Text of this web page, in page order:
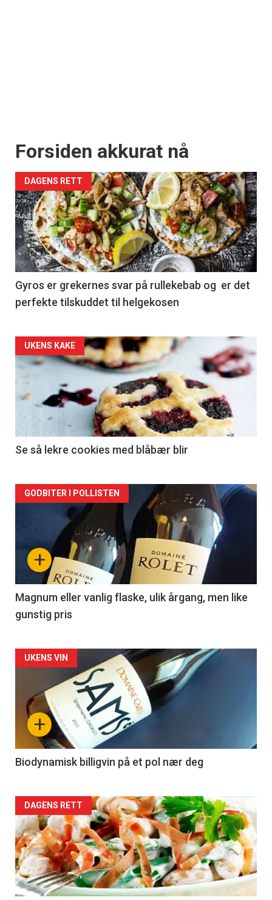
Forsiden akkurat nå
DAGENS RETT
Gyros er grekernes svar på rullekebab og er det
perfekte tilskuddet til helgekosen
Forsiden
akkurat
nå
2
UKENS KAKE
Se så lekre cookies med blåbær blir
Forsiden
akkurat
nå
3
+
GODBITER I POLLISTEN
Magnum eller vanlig flaske, ulik årgang, men like
gunstig pris
Forsiden
akkurat
nå
4
+
UKENS VIN
Biodynamisk billigvin på et pol nær deg
Forsiden
akkurat
nå
-
DAGENS RETT